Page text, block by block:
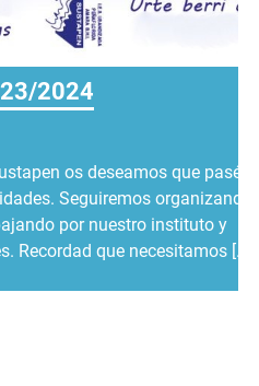
os deseamos que paséis
Seguiremos organizando
por nuestro instituto y
que necesitamos […]